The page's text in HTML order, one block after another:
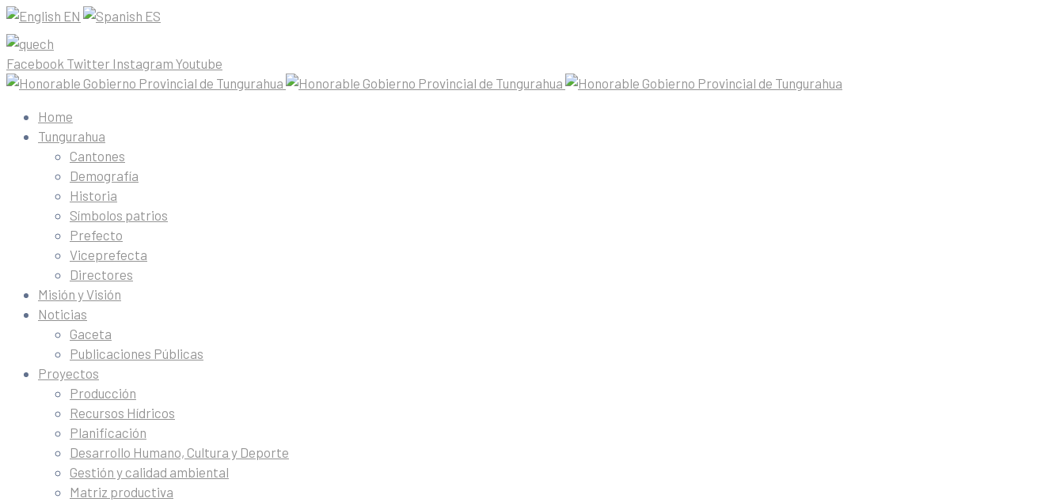
EN ES
Facebook Twitter Instagram Youtube
Home
Tungurahua
Cantones
Demografía
Historia
Símbolos patrios
Prefecto
Viceprefecta
Directores
Misión y Visión
Noticias
Gaceta
Publicaciones Públicas
Proyectos
Producción
Recursos Hídricos
Planificación
Desarrollo Humano, Cultura y Deporte
Gestión y calidad ambiental
Matriz productiva